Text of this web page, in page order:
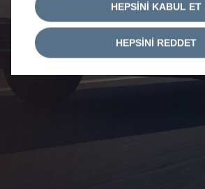
HEPSİNİ KABUL ET
HEPSİNİ REDDET